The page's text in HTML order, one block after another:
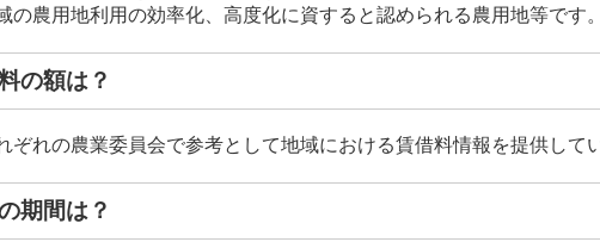
の農用地利用の効率化、高度化に資すると認められる農用地等です。
の額は？
ぞれの農業委員会で参考として地域における賃借料情報を提供して
期間は？